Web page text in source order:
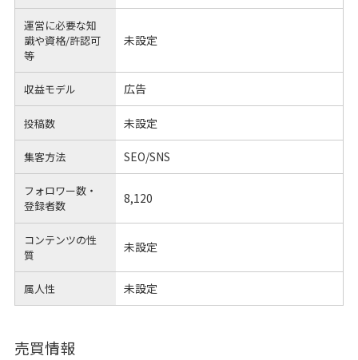
運営に必要な知
識や資格/許認可
等
未設定
収益モデル 広告
投稿数 未設定
集客方法 SEO/SNS
フォロワー数・
登録者数
8,120
コンテンツの性
質
未設定
属人性 未設定
売買情報